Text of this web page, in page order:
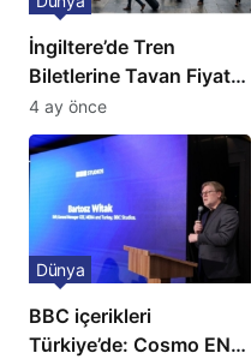
İngiltere’de Tren
Biletlerine Tavan Fiyat:
Ulaşımda Yeni
Düzenleme
4 ay önce
BBC içerikleri
Türkiye’de: Cosmo EN
Dünya